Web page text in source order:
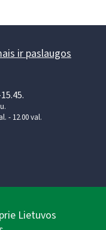
ir paslaugos
- 12.00 val.
Lietuvos